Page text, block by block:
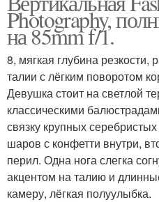
Photography,
на 85mm f/1.
8, мягкая глубина резкости,
талии с лёгким поворотом
Девушка стоит на светлой
классическими
связку крупных
шаров с конфетти внутри,
перил. Одна нога слегка
акцентом на талию и
камеру, лёгкая полуулыбка.